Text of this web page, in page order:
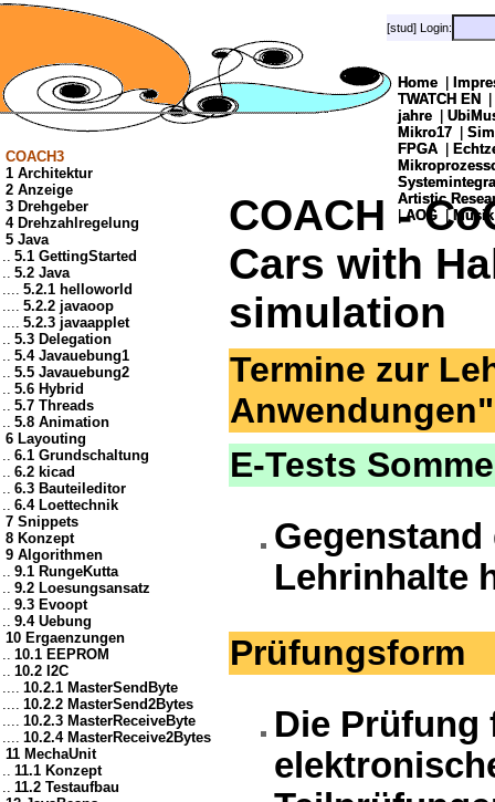
Home
TWATCH EN
jahre
Mikro17
FPGA
Artistic
|AOG | Musik
[stud] Login:
COACH3
1 Architektur
2 Anzeige
3 Drehgeber
4 Drehzahlregelung
5 Java
.. 5.1 GettingStarted
.. 5.2 Java
.... 5.2.1 helloworld
.... 5.2.2 javaoop
.... 5.2.3 javaapplet
.. 5.3 Delegation
.. 5.4 Javauebung1
.. 5.5 Javauebung2
.. 5.6 Hybrid
.. 5.7 Threads
.. 5.8 Animation
6 Layouting
.. 6.1 Grundschaltung
.. 6.2 kicad
.. 6.3 Bauteileditor
.. 6.4 Loettechnik
7 Snippets
8 Konzept
9 Algorithmen
.. 9.1 RungeKutta
.. 9.2 Loesungsansatz
.. 9.3 Evoopt
.. 9.4 Uebung
10 Ergaenzungen
.. 10.1 EEPROM
.. 10.2 I2C
.... 10.2.1 MasterSendByte
.... 10.2.2 MasterSend2Bytes
.... 10.2.3 MasterReceiveByte
.... 10.2.4 MasterReceive2Bytes
11 MechaUnit
.. 11.1 Konzept
.. 11.2 Testaufbau
Home
TWATCH EN
jahre
Mikro17
FPGA
Artistic
|AOG | Musik
[stud] Login:
COACH -
Cars with
simulation
Termine zur
Anwendungen"
E-Tests
Lehrinhalte
Prüfungsform
Die Prüfung